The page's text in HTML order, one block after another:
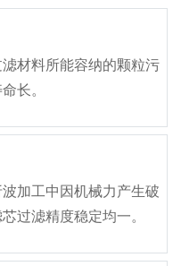
材料所能容纳的颗粒污
长。
加工中因机械力产生破
过滤精度稳定均一。